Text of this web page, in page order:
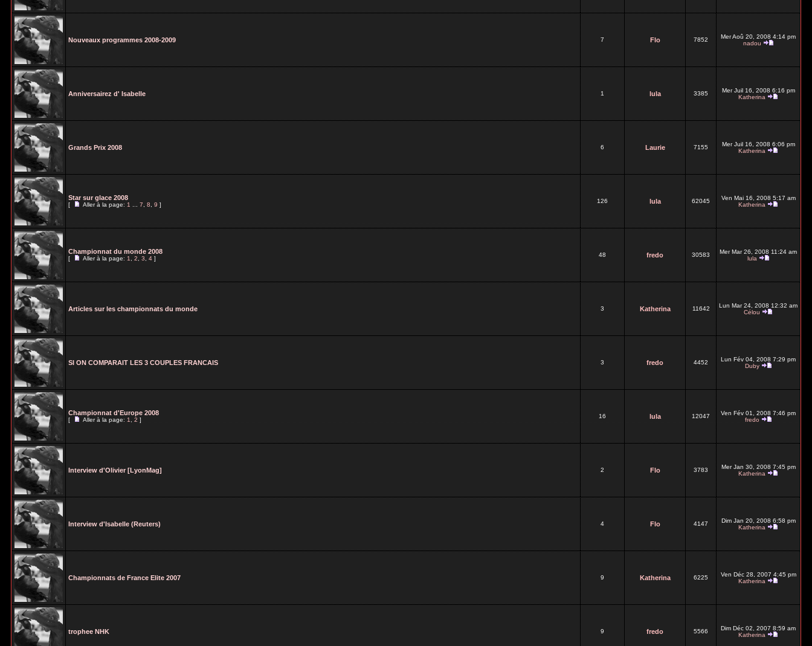
Nouveaux programmes 2008-2009 7 Flo 7852
Mer Aoû 20, 2008 4:14 pm
nadou
Anniversairez d' Isabelle 1 lula 3385
Mer Juil 16, 2008 6:16 pm
Katherina
Grands Prix 2008 6 Laurie 7155
Mer Juil 16, 2008 6:06 pm
Katherina
Star sur glace 2008
[ Aller à la page:1...7,8,9]
126 lula 62045
Ven Mai 16, 2008 5:17 am
Katherina
Championnat du monde 2008
[ Aller à la page:1,2,3,4]
48 fredo 30583
Mer Mar 26, 2008 11:24 am
lula
Articles sur les championnats du monde 3 Katherina 11642
Lun Mar 24, 2008 12:32 am
Célou
SI ON COMPARAIT LES 3 COUPLES FRANCAIS 3 fredo 4452
Lun Fév 04, 2008 7:29 pm
Duby
Championnat d'Europe 2008
[ Aller à la page:1,2]
16 lula 12047
Ven Fév 01, 2008 7:46 pm
fredo
Interview d'Olivier [LyonMag] 2 Flo 3783
Mer Jan 30, 2008 7:45 pm
Katherina
Interview d'Isabelle (Reuters) 4 Flo 4147
Dim Jan 20, 2008 6:58 pm
Katherina
Championnats de France Elite 2007 9 Katherina 6225
Ven Déc 28, 2007 4:45 pm
Katherina
trophee NHK 9 fredo 5566
Dim Déc 02, 2007 8:59 am
Katherina